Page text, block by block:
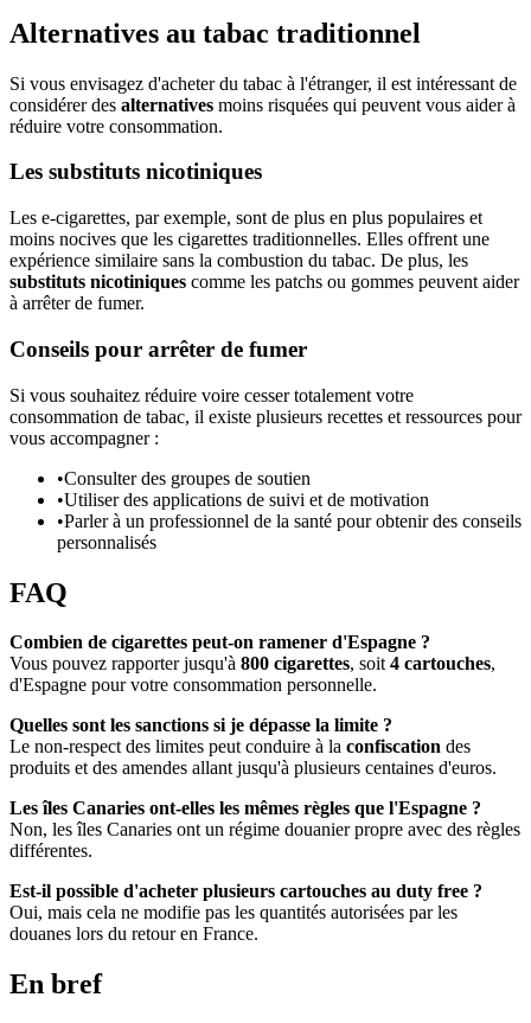
Alternatives au tabac traditionnel
Si vous envisagez d'acheter du tabac à l'étranger, il est intéressant de
considérer des alternatives moins risquées qui peuvent vous aider à
réduire votre consommation.
Les substituts nicotiniques
Les e-cigarettes, par exemple, sont de plus en plus populaires et
moins nocives que les cigarettes traditionnelles. Elles offrent une
expérience similaire sans la combustion du tabac. De plus, les
substituts nicotiniques comme les patchs ou gommes peuvent aider
à arrêter de fumer.
Conseils pour arrêter de fumer
Si vous souhaitez réduire voire cesser totalement votre
consommation de tabac, il existe plusieurs recettes et ressources pour
vous accompagner :
•Consulter des groupes de soutien
•Utiliser des applications de suivi et de motivation
•Parler à un professionnel de la santé pour obtenir des conseils
personnalisés
FAQ
Combien de cigarettes peut-on ramener d'Espagne ?
Vous pouvez rapporter jusqu'à 800 cigarettes, soit4 cartouches,
d'Espagne pour votre consommation personnelle.
Quelles sont les sanctions si je dépasse la limite ?
Le non-respect des limites peut conduire à la confiscation des
produits et des amendes allant jusqu'à plusieurs centaines d'euros.
Les îles Canaries ont-elles les mêmes règles que l'Espagne ?
Non, les îles Canaries ont un régime douanier propre avec des règles
différentes.
Est-il possible d'acheter plusieurs cartouches au duty free ?
Oui, mais cela ne modifie pas les quantités autorisées par les
douanes lors du retour en France.
En bref